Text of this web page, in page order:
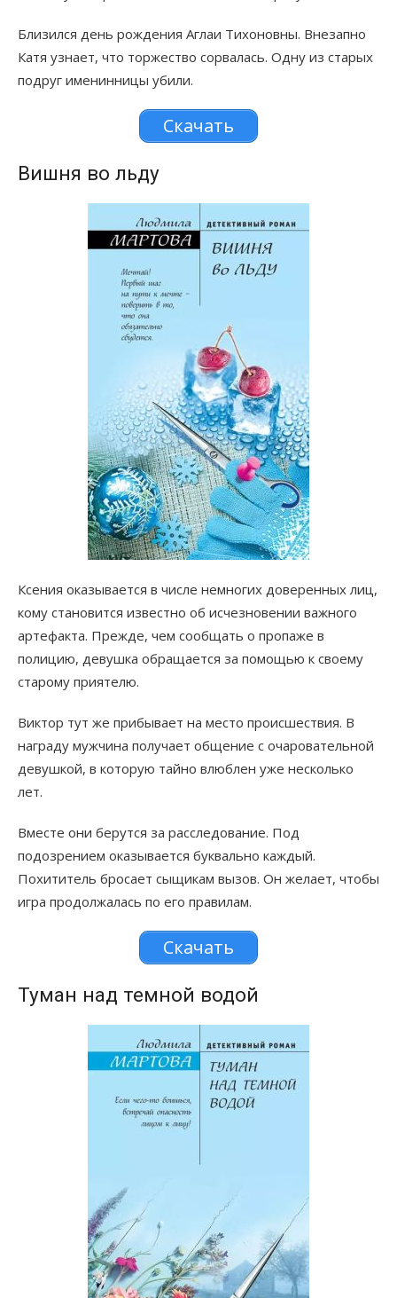
Близился день рождения Аглаи Тихоновны. Внезапно
Катя узнает, что торжество сорвалась. Одну из старых
подруг именинницы убили.
Скачать
Вишня во льду
Ксения оказывается в числе немногих доверенных лиц,
кому становится известно об исчезновении важного
артефакта. Прежде, чем сообщать о пропаже в
полицию, девушка обращается за помощью к своему
старому приятелю.
Виктор тут же прибывает на место происшествия. В
награду мужчина получает общение с очаровательной
девушкой, в которую тайно влюблен уже несколько
лет.
Вместе они берутся за расследование. Под
подозрением оказывается буквально каждый.
Похититель бросает сыщикам вызов. Он желает, чтобы
игра продолжалась по его правилам.
Скачать
Туман над темной водой